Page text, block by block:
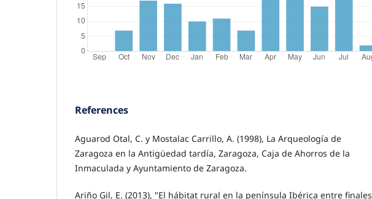
References
Aguarod Otal, C. y Mostalac Carrillo, A. (1998), La Arqueología de
Zaragoza en la Antigüedad tardía, Zaragoza, Caja de Ahorros de la
Inmaculada y Ayuntamiento de Zaragoza.
Ariño Gil, E. (2013), "El hábitat rural en la península Ibérica entre finales